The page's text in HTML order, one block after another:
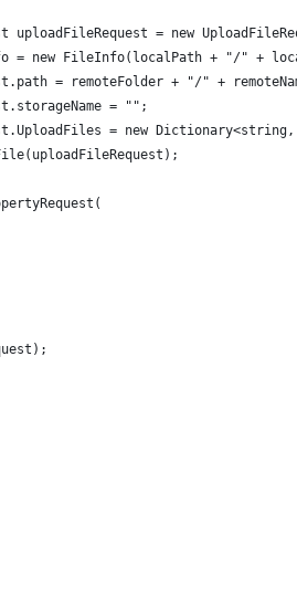
uploadFileRequest = new
= new FileInfo(localPath + "/" +
= remoteFolder + "/" +
= "";
= new